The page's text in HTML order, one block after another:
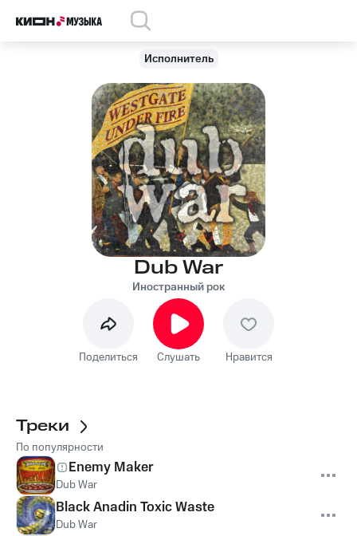
Исполнитель
Dub War
Иностранный рок
Поделиться Слушать Нравится
Треки
По популярности
Enemy Maker
Dub War
Black Anadin Toxic Waste
Dub War